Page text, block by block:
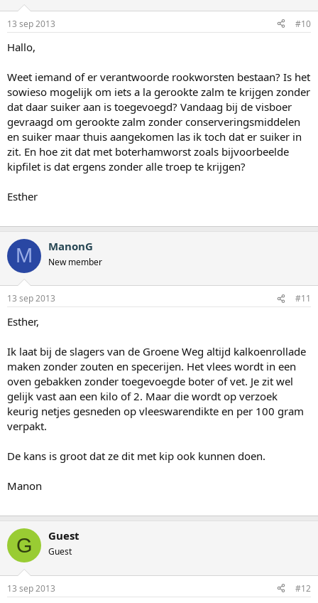
13 sep 2013 #10
Hallo,
Weet iemand of er verantwoorde rookworsten bestaan? Is het
sowieso mogelijk om iets a la gerookte zalm te krijgen zonder
dat daar suiker aan is toegevoegd? Vandaag bij de visboer
gevraagd om gerookte zalm zonder conserveringsmiddelen
en suiker maar thuis aangekomen las ik toch dat er suiker in
zit. En hoe zit dat met boterhamworst zoals bijvoorbeelde
kipfilet is dat ergens zonder alle troep te krijgen?
Esther
M ManonG
New member
13 sep 2013 #11
Esther,
Ik laat bij de slagers van de Groene Weg altijd kalkoenrollade
maken zonder zouten en specerijen. Het vlees wordt in een
oven gebakken zonder toegevoegde boter of vet. Je zit wel
gelijk vast aan een kilo of 2. Maar die wordt op verzoek
keurig netjes gesneden op vleeswarendikte en per 100 gram
verpakt.
De kans is groot dat ze dit met kip ook kunnen doen.
Manon
G Guest
Guest
13 sep 2013 #12